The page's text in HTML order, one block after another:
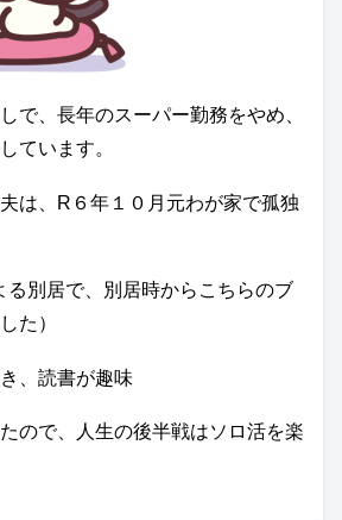
で、長年のスーパー勤務をやめ、
ています。
は、R６年１０月元わが家で孤独
る別居で、別居時からこちらのブ
た）
、読書が趣味
ので、人生の後半戦はソロ活を楽